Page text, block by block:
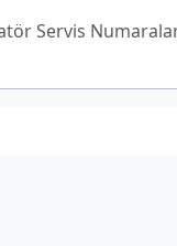
Servis